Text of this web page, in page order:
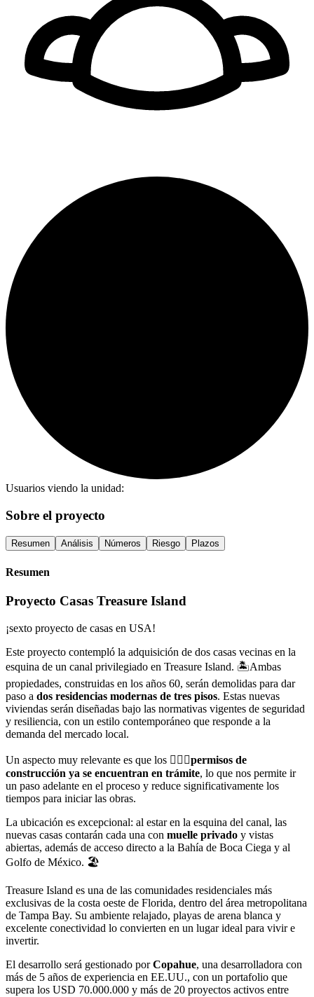
Usuarios viendo la unidad:
Sobre el proyecto
Resumen Análisis Números Riesgo Plazos
Resumen
Proyecto Casas Treasure Island
¡sexto proyecto de casas en USA!
Este proyecto contempló la adquisición de dos casas vecinas en la
esquina de un canal privilegiado en Treasure Island. 🏝️Ambas
propiedades, construidas en los años 60, serán demolidas para dar
paso a dos residencias modernas de tres pisos. Estas nuevas
viviendas serán diseñadas bajo las normativas vigentes de seguridad
y resiliencia, con un estilo contemporáneo que responde a la
demanda del mercado local.
Un aspecto muy relevante es que los 👷🏻‍♂️permisos de
construcción ya se encuentran en trámite, lo que nos permite ir
un paso adelante en el proceso y reduce significativamente los
tiempos para iniciar las obras.
La ubicación es excepcional: al estar en la esquina del canal, las
nuevas casas contarán cada una con muelle privado y vistas
abiertas, además de acceso directo a la Bahía de Boca Ciega y al
Golfo de México. 🏖️
Treasure Island es una de las comunidades residenciales más
exclusivas de la costa oeste de Florida, dentro del área metropolitana
de Tampa Bay. Su ambiente relajado, playas de arena blanca y
excelente conectividad lo convierten en un lugar ideal para vivir e
invertir.
El desarrollo será gestionado porCopahue, una desarrolladora con
más de 5 años de experiencia en EE.UU., con un portafolio que
supera los USD 70.000.000 y más de 20 proyectos activos entre